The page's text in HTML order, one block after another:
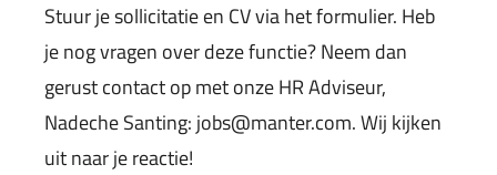
Stuur je sollicitatie en CV via het formulier. Heb
je nog vragen over deze functie? Neem dan
gerust contact op met onze HR Adviseur,
Nadeche Santing: jobs@manter.com.Wij kijken
uit naar je reactie!